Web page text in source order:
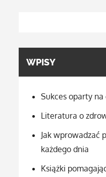
WPISY
Sukces oparty
Literatura o
Jak wprowadzać
każdego dnia
Książki